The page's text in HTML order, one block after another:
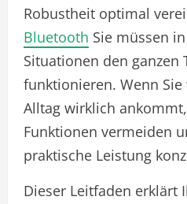
Robustheit optimal
Bluetooth Sie müssen
Situationen den ganzen
funktionieren. Wenn
Alltag wirklich
Funktionen vermeiden
praktische Leistung
Dieser Leitfaden erklärt